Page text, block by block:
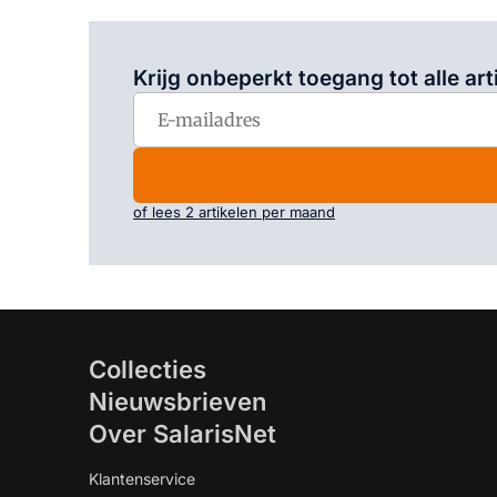
Krijg onbeperkt toegang tot alle
of lees 2 artikelen per maand
Collecties
Nieuwsbrieven
Over SalarisNet
Klantenservice